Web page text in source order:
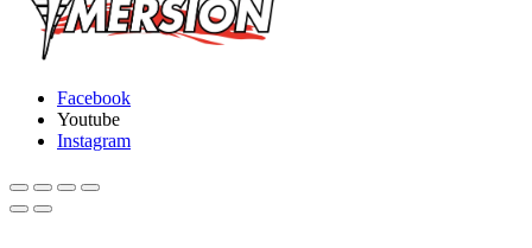
Facebook
Youtube
Instagram